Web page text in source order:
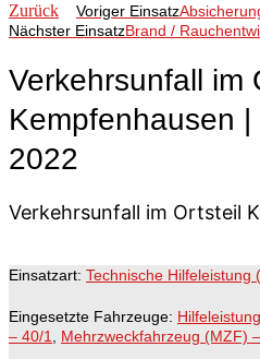
Zurück Voriger Einsatz
Nächster EinsatzBrand /
Verkehrsunfall im
Kempfenhausen
2022
Verkehrsunfall im Ortsteil
Einsatzart: Technische Hilfeleistung
Eingesetzte Fahrzeuge:
– 40/1
Mehrzweckfahrzeug (MZF)